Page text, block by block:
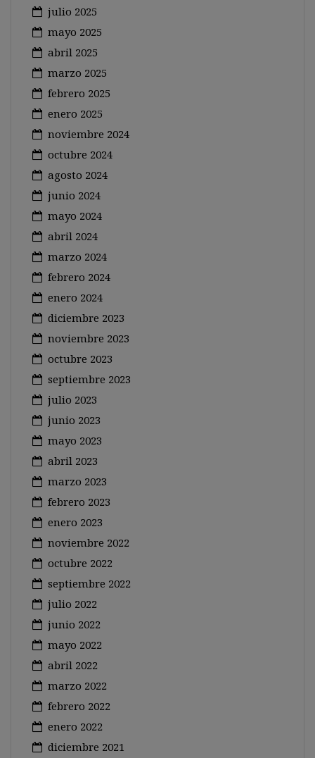
julio 2025
mayo 2025
abril 2025
marzo 2025
febrero 2025
enero 2025
noviembre 2024
octubre 2024
agosto 2024
junio 2024
mayo 2024
abril 2024
marzo 2024
febrero 2024
enero 2024
diciembre 2023
noviembre 2023
octubre 2023
septiembre 2023
julio 2023
junio 2023
mayo 2023
abril 2023
marzo 2023
febrero 2023
enero 2023
noviembre 2022
octubre 2022
septiembre 2022
julio 2022
junio 2022
mayo 2022
abril 2022
marzo 2022
febrero 2022
enero 2022
diciembre 2021